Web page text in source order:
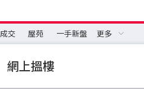
成交 屋苑 一手新盤 更多
網上搵樓